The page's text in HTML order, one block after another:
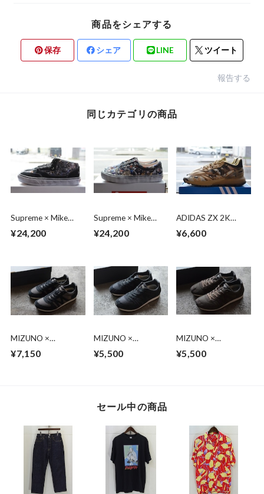
商品をシェアする
保存 シェア LINE ツイート
報告する
同じカテゴリの商品
Supreme × Mike
Cab
¥24,200
Supreme × Mike
¥24,200
ADIDAS ZX 2K
¥6,600
MIZUNO ×
HOWELL スニーカ
¥7,150
MIZUNO ×
HOWELL スニーカ
¥5,500
MIZUNO ×
HOWELL スニーカ
¥5,500
セール中の商品